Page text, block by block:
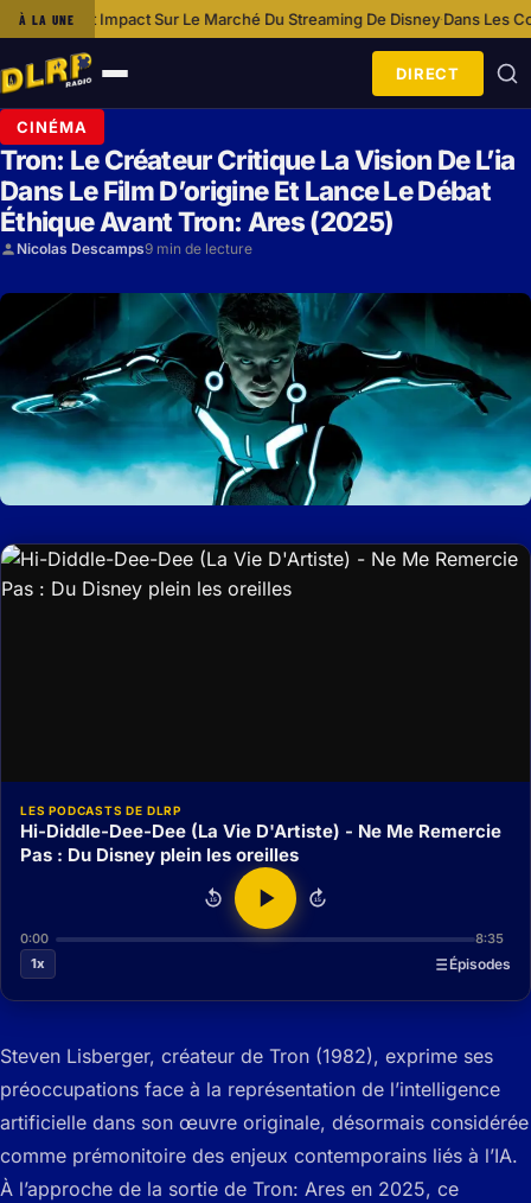
À LA UNE
Impact Sur Le Marché Du Streaming De Disney·Dans Les Coulisses De
Ouvrir
le
menu
DIRECT
CINÉMA
Tron: Le Créateur Critique La Vision De L’ia
Dans Le Film D’origine Et Lance Le Débat
Éthique Avant Tron: Ares (2025)
Nicolas Descamps9 min de lecture
LES PODCASTS DE DLRP
Hi-Diddle-Dee-Dee (La Vie D'Artiste) - Ne Me Remercie
Pas : Du Disney plein les oreilles
15 15
0:00
8:35
1x
Épisodes
Steven Lisberger, créateur de Tron (1982), exprime ses
préoccupations face à la représentation de l’intelligence
artificielle dans son œuvre originale, désormais considérée
comme prémonitoire des enjeux contemporains liés à l’IA.
À l’approche de la sortie de Tron: Ares en 2025, ce